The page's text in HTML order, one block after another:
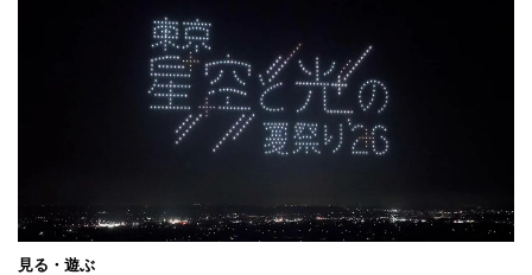
見る・遊ぶ